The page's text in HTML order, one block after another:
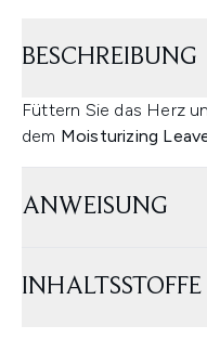
BESCHREIBUNG
Füttern Sie das Herz
dem Moisturizing
ANWEISUNG
INHALTSSTOFFE